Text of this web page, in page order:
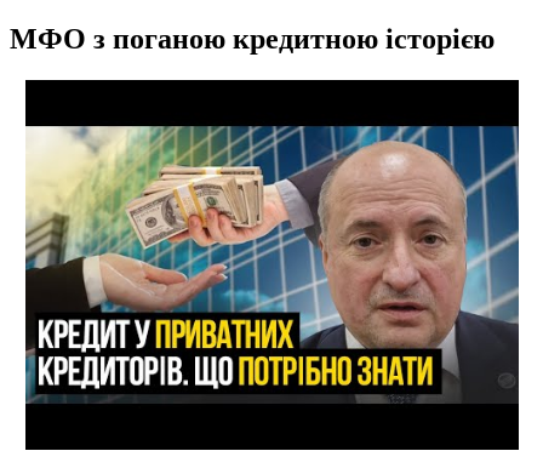
МФО з поганою кредитною історією